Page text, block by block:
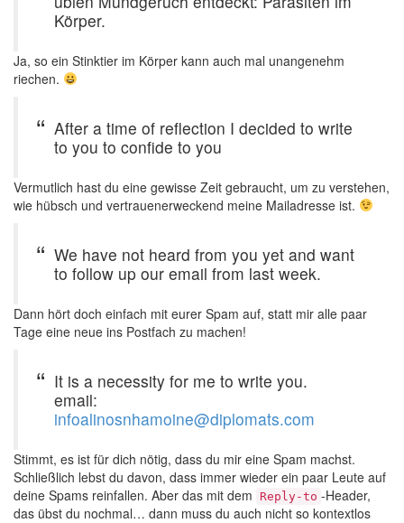
Körper.
Ja, so ein Stinktier im Körper kann auch mal unangenehm
riechen.
After a time of reflection I decided to write
to you to confide to you
Vermutlich hast du eine gewisse Zeit gebraucht, um zu verstehen,
wie hübsch und vertrauenerweckend meine Mailadresse ist.
We have not heard from you yet and want
to follow up our email from last week.
Dann hört doch einfach mit eurer Spam auf, statt mir alle paar
Tage eine neue ins Postfach zu machen!
It is a necessity for me to write you.
email:
infoalinosnhamoine@diplomats.com
Stimmt, es ist für dich nötig, dass du mir eine Spam machst.
Schließlich lebst du davon, dass immer wieder ein paar Leute auf
deine Spams reinfallen. Aber das mit dem
Reply-to -Header,
das übst du nochmal… dann muss du auch nicht so kontextlos